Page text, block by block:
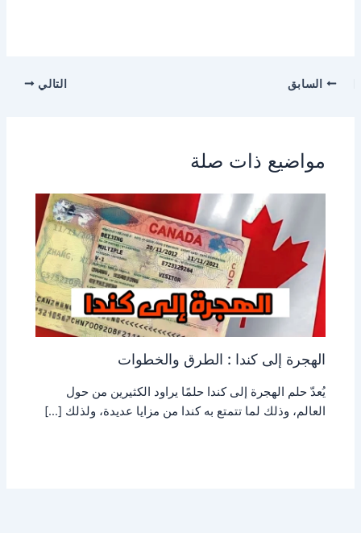
السابق التالي
مواضيع ذات صلة
الهجرة إلى كندا : الطرق والخطوات
يُعدّ حلم الهجرة إلى كندا حلمًا يراود الكثيرين من حول
العالم، وذلك لما تتمتع به كندا من مزايا عديدة، ولذلك […]